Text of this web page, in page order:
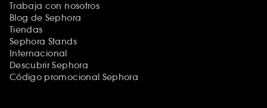
Trabaja con nosotros
Blog de Sephora
Tiendas
Sephora Stands
Internacional
Descubrir Sephora
Código promocional Sephora